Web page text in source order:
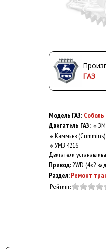
ГАЗ
Модель ГАЗ: Соболь
Двигатель ГАЗ: 🔹
🔹 Камминз (Cummins)
🔹 УМЗ 4216
Двигатели
Привод:2WD (4x2
Раздел: Ремонт
Рейтинг: